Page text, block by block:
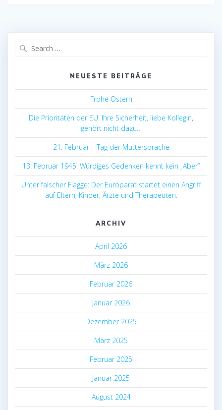
NEUESTE BEITRÄGE
Frohe Ostern
Die Prioritäten der EU. Ihre Sicherheit, liebe Kollegin,
gehört nicht dazu…
21. Februar – Tag der Muttersprache
13. Februar 1945: Würdiges Gedenken kennt kein „Aber“
Unter falscher Flagge: Der Europarat startet einen Angriff
auf Eltern, Kinder, Ärzte und Therapeuten.
ARCHIV
April 2026
März 2026
Februar 2026
Januar 2026
Dezember 2025
März 2025
Februar 2025
Januar 2025
August 2024